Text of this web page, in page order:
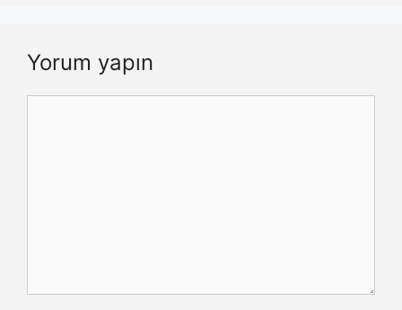
Yorum yapın